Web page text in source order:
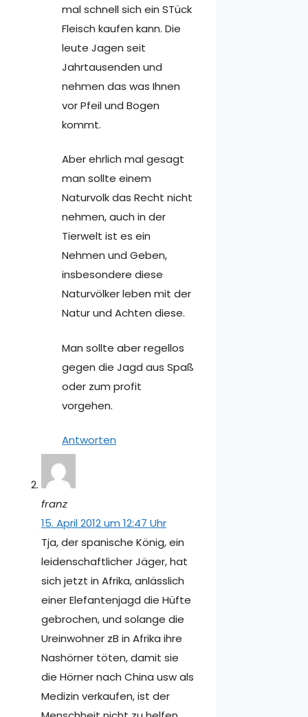
mal schnell sich ein STück
Fleisch kaufen kann. Die
leute Jagen seit
Jahrtausenden und
nehmen das was Ihnen
vor Pfeil und Bogen
kommt.
Aber ehrlich mal gesagt
man sollte einem
Naturvolk das Recht nicht
nehmen, auch in der
Tierwelt ist es ein
Nehmen und Geben,
insbesondere diese
Naturvölker leben mit der
Natur und Achten diese.
Man sollte aber regellos
gegen die Jagd aus Spaß
oder zum profit
vorgehen.
Antworten
franz
15. April 2012 um 12:47 Uhr
Tja, der spanische König, ein
leidenschaftlicher Jäger, hat
sich jetzt in Afrika, anlässlich
einer Elefantenjagd die Hüfte
gebrochen, und solange die
Ureinwohner zB in Afrika ihre
Nashörner töten, damit sie
die Hörner nach China usw als
Medizin verkaufen, ist der